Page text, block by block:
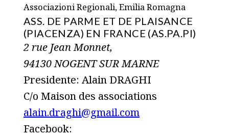
Associazioni Regionali, Emilia Romagna
ASS. DE PARME ET DE PLAISANCE
(PIACENZA) EN FRANCE (AS.PA.PI)
2 rue Jean Monnet,
94130 NOGENT SUR MARNE
Presidente: Alain DRAGHI
C/o Maison des associations
alain.draghi@gmail.com
Facebook: